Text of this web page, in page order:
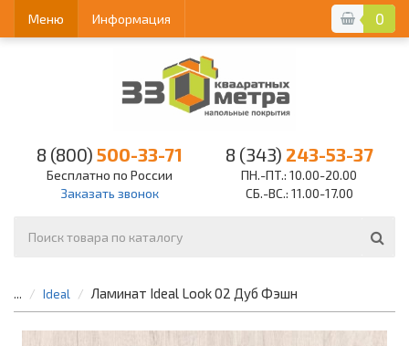
0
Меню Информация
8 (800) 500-33-71
Бесплатно по России
Заказать звонок
8 (343) 243-53-37
ПН.-ПТ.: 10.00-20.00
СБ.-ВС.: 11.00-17.00
... Ideal Ламинат Ideal Look 02 Дуб Фэшн